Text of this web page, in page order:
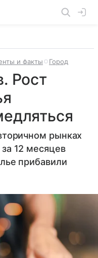
и факты Город
Рост
рынках
12 месяцев
прибавили